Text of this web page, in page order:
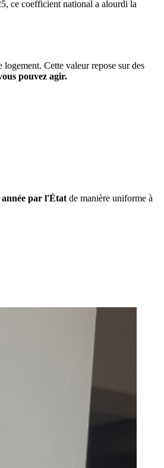
ce coefficient national a alourdi la
Cette valeur repose sur des
pouvez agir.
année par l'État de manière uniforme à